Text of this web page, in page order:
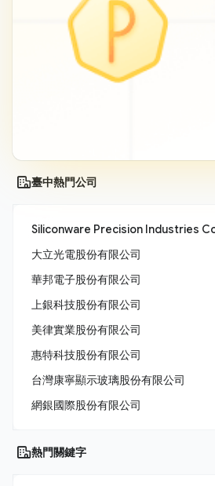
臺中熱門公司
Siliconware Precision Industries
大立光電股份有限公司
華邦電子股份有限公司
上銀科技股份有限公司
美律實業股份有限公司
惠特科技股份有限公司
台灣康寧顯示玻璃股份有限公司
網銀國際股份有限公司
熱門關鍵字